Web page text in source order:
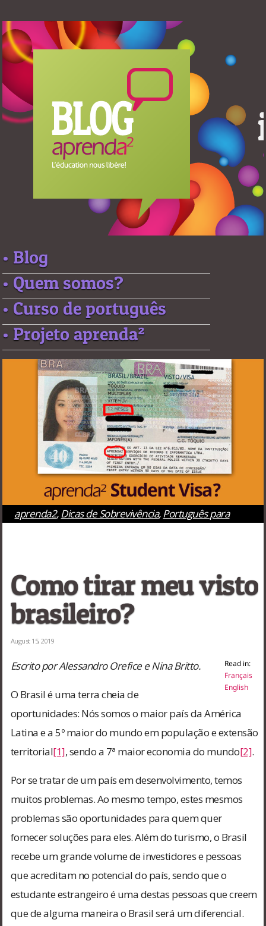
• Blog
• Quem somos?
• Curso de português
• Projeto aprenda²
aprenda2,Dicas de Sobrevivência,Português para
Como tirar meu visto
brasileiro?
August 15, 2019
Read in:
Français
English
Escrito por Alessandro Orefice e Nina Britto.
O Brasil é uma terra cheia de
oportunidades: Nós somos o maior país da América
Latina e a 5º maior do mundo em população e extensão
territorial[1], sendo a 7ª maior economia do mundo[2].
Por se tratar de um país em desenvolvimento, temos
muitos problemas. Ao mesmo tempo, estes mesmos
problemas são oportunidades para quem quer
fornecer soluções para eles. Além do turismo, o Brasil
recebe um grande volume de investidores e pessoas
que acreditam no potencial do país, sendo que o
estudante estrangeiro é uma destas pessoas que creem
que de alguma maneira o Brasil será um diferencial.